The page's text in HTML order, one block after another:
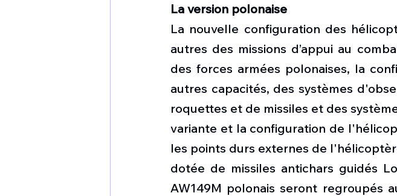
La version polonaise
La nouvelle configuration des
autres des missions d’appui au
des forces armées polonaises, la
autres capacités, des systèmes
roquettes et de missiles et des
variante et la configuration de
les points durs externes de
dotée de missiles antichars guidés
AW149M polonais seront regroupés